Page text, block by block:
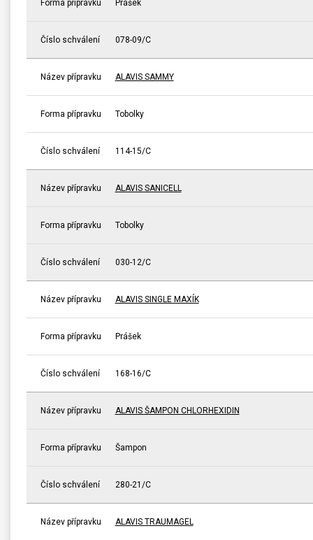
Forma přípravku Prášek
Číslo schválení 078-09/C
Název přípravku ALAVIS SAMMY
Forma přípravku Tobolky
Číslo schválení 114-15/C
Název přípravku ALAVIS SANICELL
Forma přípravku Tobolky
Číslo schválení 030-12/C
Název přípravku ALAVIS SINGLE MAXÍK
Forma přípravku Prášek
Číslo schválení 168-16/C
Název přípravku ALAVIS ŠAMPON CHLORHEXIDIN
Forma přípravku Šampon
Číslo schválení 280-21/C
Název přípravku ALAVIS TRAUMAGEL